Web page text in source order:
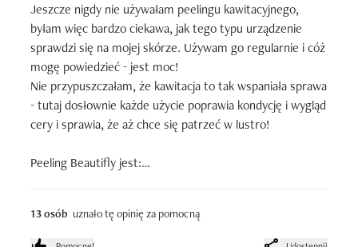
Jeszcze nigdy nie używałam peelingu kawitacyjnego,
byłam więc bardzo ciekawa, jak tego typu urządzenie
sprawdzi się na mojej skórze. Używam go regularnie i cóż
mogę powiedzieć - jest moc!
Nie przypuszczałam, że kawitacja to tak wspaniała sprawa
- tutaj dosłownie każde użycie poprawia kondycję i wygląd
cery i sprawia, że aż chce się patrzeć w lustro!
Peeling Beautifly jest:
+ Łatwy w obsłudze - mamy tutaj jeden przycisk i trzy
tryby - pierwszy to peeling, drugi to nawilżanie, trzeci
13 osób uznało tę opinię za pomocną